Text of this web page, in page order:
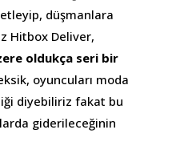
düşmanlara
Hitbox Deliver,
oldukça seri bir
oyuncuları moda
diyebiliriz fakat bu
giderileceğinin